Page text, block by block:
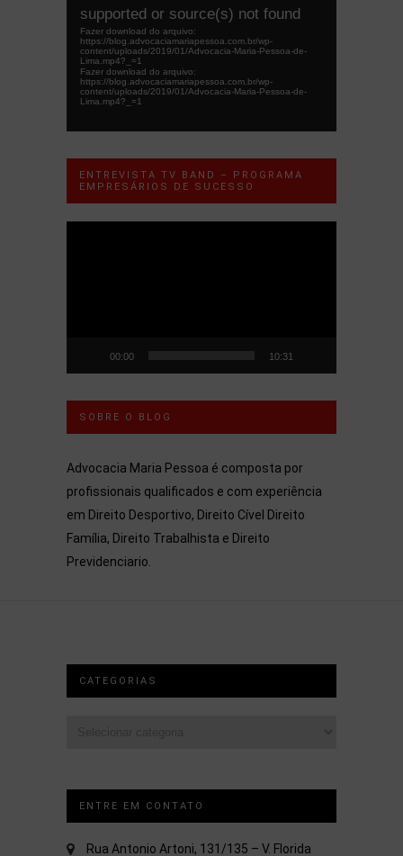
vídeo
supported or source(s) not found
Fazer download do arquivo:
https://blog.advocaciamariapessoa.com.br/wp-
content/uploads/2019/01/Advocacia-Maria-Pessoa-de-
Lima.mp4?_=1
Fazer download do arquivo:
https://blog.advocaciamariapessoa.com.br/wp-
content/uploads/2019/01/Advocacia-Maria-Pessoa-de-
Lima.mp4?_=1
ENTREVISTA TV BAND – PROGRAMA
EMPRESÁRIOS DE SUCESSO
00:00 10:31
SOBRE O BLOG
Advocacia Maria Pessoa é composta por
profissionais qualificados e com experiência
em Direito Desportivo, Direito Cível Direito
Família, Direito Trabalhista e Direito
Previdenciario.
CATEGORIAS
ENTRE EM CONTATO
Rua Antonio Artoni, 131/135 – V. Florida